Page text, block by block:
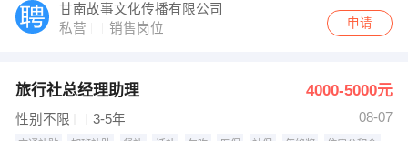
甘南故事文化传播有限公司
私营
销售岗位 申请
旅行社总经理助理 4000-5000元
性别不限 3-5年 08-07